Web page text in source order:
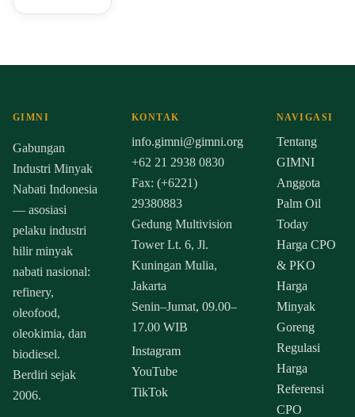
GIMNI
Gabungan
Industri Minyak
Nabati Indonesia
— asosiasi
pelaku industri
hilir minyak
nabati nasional:
refinery,
oleofood,
oleokimia, dan
biodiesel.
Berdiri sejak
2006.
KONTAK
info.gimni@gimni.org
+62 21 2938 0830
Fax: (+6221)
29380883
Gedung Multivision
Tower Lt. 6, Jl.
Kuningan Mulia,
Jakarta
Senin–Jumat, 09.00–
17.00 WIB
Instagram
YouTube
TikTok
NAVIGASI
Tentang
GIMNI
Anggota
Palm Oil
Today
Harga CPO
& PKO
Harga
Minyak
Goreng
Regulasi
Harga
Referensi
CPO